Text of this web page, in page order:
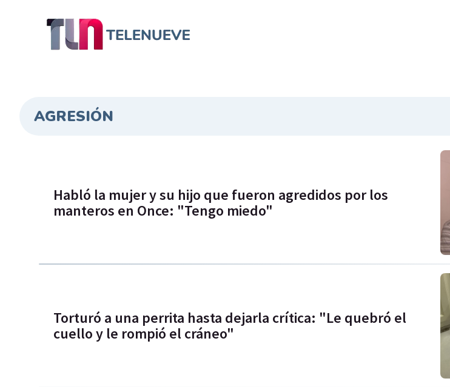
AGRESIÓN
Habló la mujer y su hijo que fueron agredidos por los
manteros en Once: "Tengo miedo"
Torturó a una perrita hasta dejarla crítica: "Le quebró el
cuello y le rompió el cráneo"